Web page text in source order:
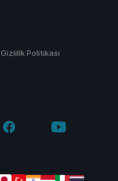
Gizlilik Politikası